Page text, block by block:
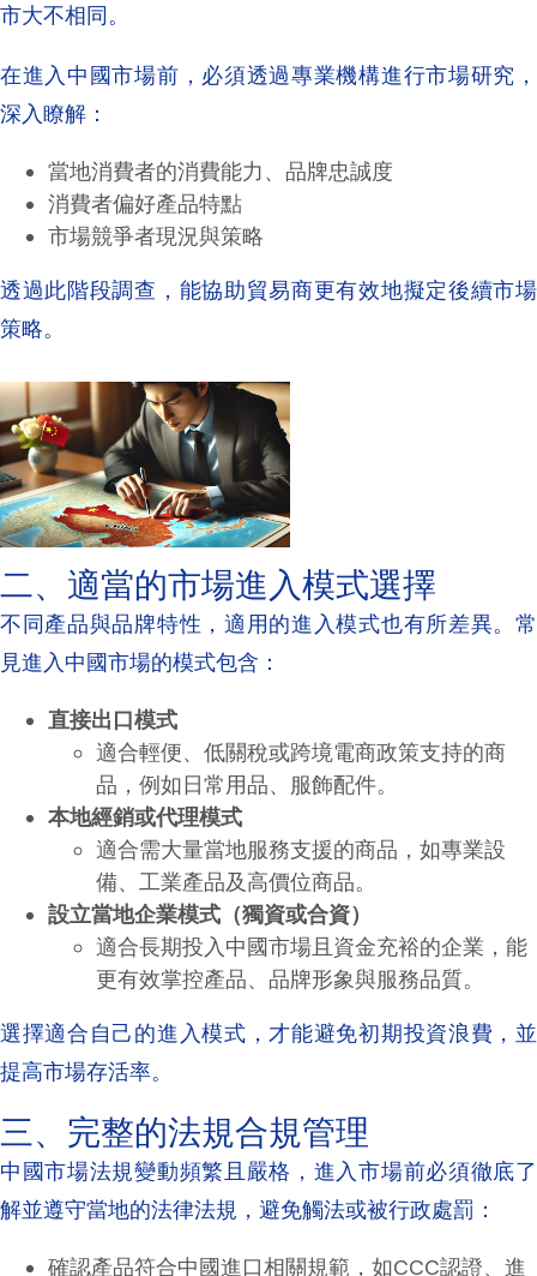
市大不相同。
在進入中國市場前，必須透過專業機構進行市場研究，
深入瞭解：
當地消費者的消費能力、品牌忠誠度
消費者偏好產品特點
市場競爭者現況與策略
透過此階段調查，能協助貿易商更有效地擬定後續市場
策略。
二、適當的市場進入模式選擇
不同產品與品牌特性，適用的進入模式也有所差異。常
見進入中國市場的模式包含：
直接出口模式
適合輕便、低關稅或跨境電商政策支持的商
品，例如日常用品、服飾配件。
本地經銷或代理模式
適合需大量當地服務支援的商品，如專業設
備、工業產品及高價位商品。
設立當地企業模式（獨資或合資）
適合長期投入中國市場且資金充裕的企業，能
更有效掌控產品、品牌形象與服務品質。
選擇適合自己的進入模式，才能避免初期投資浪費，並
提高市場存活率。
三、完整的法規合規管理
中國市場法規變動頻繁且嚴格，進入市場前必須徹底了
解並遵守當地的法律法規，避免觸法或被行政處罰：
確認產品符合中國進口相關規範，如CCC認證、進